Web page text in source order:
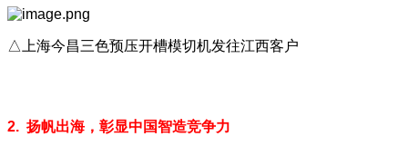
△上海今昌三色预压开槽模切机发往江西客户
2. 扬帆出海，彰显中国智造竞争力